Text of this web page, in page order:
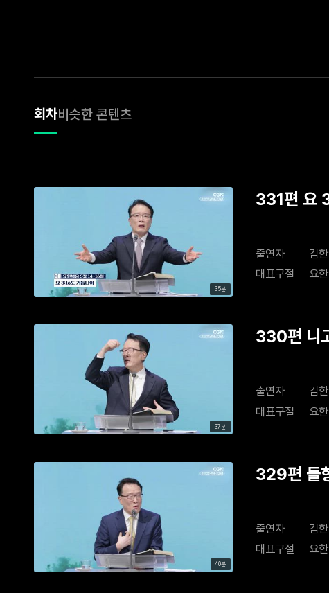
회차비슷한 콘텐츠
35분
331편 요
출연자
김
대표구절
요
37분
330편 니
출연자
김
대표구절
요
40분
329편 돌
출연자
김
대표구절
요